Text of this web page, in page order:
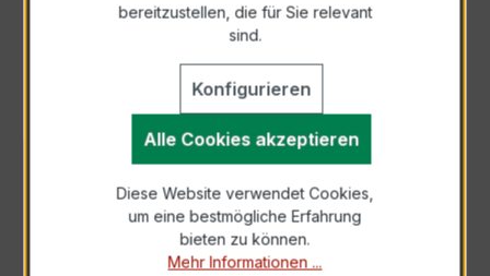
Als PDF exportieren
Der EASKD 31.5 3x200/1A 5VA Kl.0,2 ist ein
kompakter, hochpräziser Niederspannungs-
Verrechnungsstromwandler der bewährten
bereitzustellen, die für Sie relevant
sind.
Konfigurieren
Alle Cookies akzeptieren
Diese Website verwendet Cookies,
um eine bestmögliche Erfahrung
bieten zu können.
Mehr Informationen ...